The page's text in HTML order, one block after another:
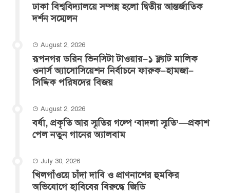
ঢাকা বিশ্ববিদ্যালয়ে সম্পন্ন হলো দ্বিতীয় আন্তর্জাতিক
দর্শন সম্মেলন
August 2, 2026
রূপনগর ডরিন ভিনসিটা টাওয়ার–১ ফ্ল্যাট মালিক
ওনার্স অ্যাসোসিয়েশন নির্বাচনে ফারুক–হামজা–
সিদ্দিক পরিষদের বিজয়
August 2, 2026
বর্ষা, প্রকৃতি আর স্মৃতির গল্পে ‘বাদলা স্মৃতি’—প্রকাশ
পেল নতুন গানের অ্যালবাম
July 30, 2026
খিলগাঁওয়ে চাঁদা দাবি ও প্রাণনাশের হুমকির
অভিযোগে হাবিবের বিরুদ্ধে জিডি